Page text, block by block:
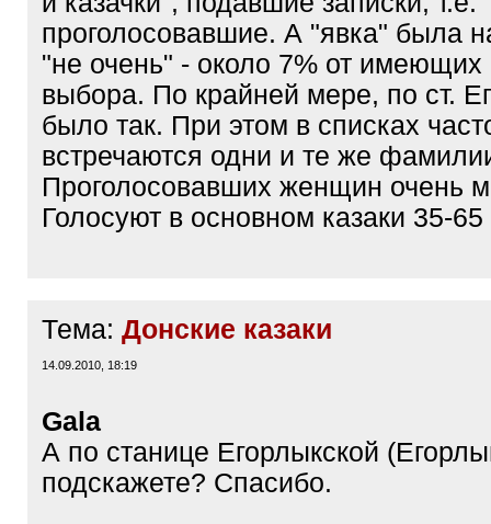
проголосовавшие. А "явка" была
"не очень" - около 7% от имеющих
выбора. По крайней мере, по ст.
было так. При этом в списках
встречаются одни и те же
Проголосовавших женщин очень
Голосуют в основном казаки 35-65
Тема: Донские казаки
14.09.2010, 18:19
Gala
А по станице Егорлыкской
подскажете? Спасибо.